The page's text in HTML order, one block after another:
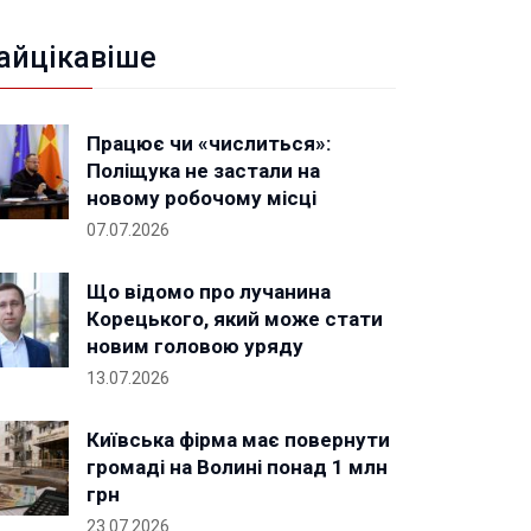
Працює чи «числиться»:
Поліщука не застали на
новому робочому місці
07.07.2026
Що відомо про лучанина
Корецького, який може стати
новим головою уряду
13.07.2026
Київська фірма має повернути
громаді на Волині понад 1 млн
грн
23.07.2026